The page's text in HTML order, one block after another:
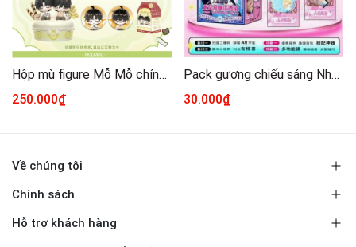
Hộp mù figure Mỗ Mỗ chính hãng Mẫu 1
250.000₫
Pack gương chiếu sáng Nhân ngư rơi xuống
30.000₫
Về chúng tôi
Chính sách
Hỗ trợ khách hàng